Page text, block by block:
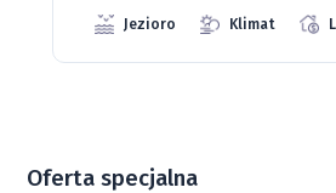
Oferta specjalna